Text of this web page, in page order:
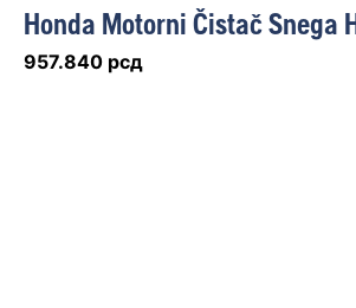
Honda Motorni Čistač Snega
957.840 рсд